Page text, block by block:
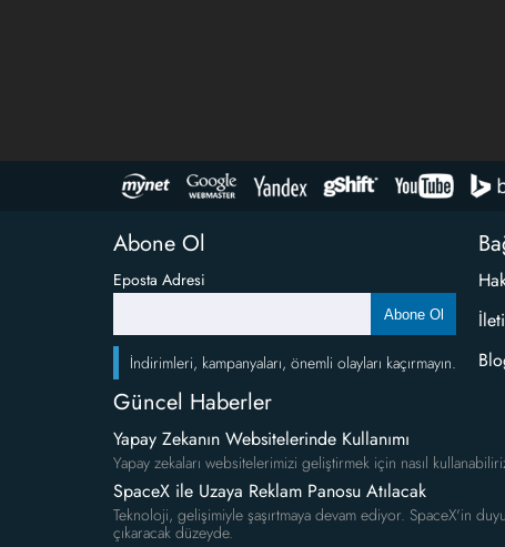
Abone Ol
Eposta Adresi
Abone Ol
İndirimleri, kampanyaları, önemli olayları kaçırmayın.
Güncel Haberler
Yapay Zekanın Websitelerinde Kullanımı
Yapay zekaları websitelerimizi geliştirmek için nasıl
SpaceX ile Uzaya Reklam Panosu Atılacak
Teknoloji, gelişimiyle şaşırtmaya devam ediyor. SpaceX'in
çıkaracak düzeyde.